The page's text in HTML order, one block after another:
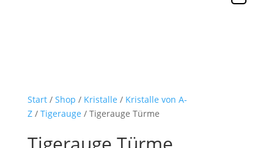
Start/ Shop / Kristalle / Kristalle von A-
Z/ Tigerauge / Tigerauge Türme